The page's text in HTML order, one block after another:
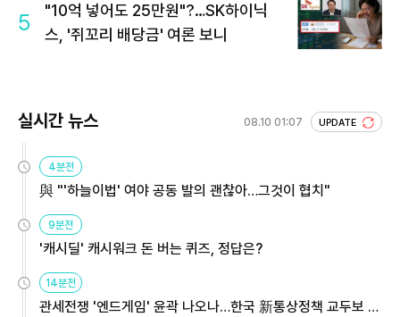
5
"10억 넣어도 25만원"?…SK하이닉
스, '쥐꼬리 배당금' 여론 보니
실시간 뉴스 08.10 01:07 UPDATE
4분전
與 "'하늘이법' 여야 공동 발의 괜찮아…그것이 협치"
9분전
'캐시딜' 캐시워크 돈 버는 퀴즈, 정답은?
14분전
관세전쟁 '엔드게임' 윤곽 나오나…한국 新통상정책 교두보 활